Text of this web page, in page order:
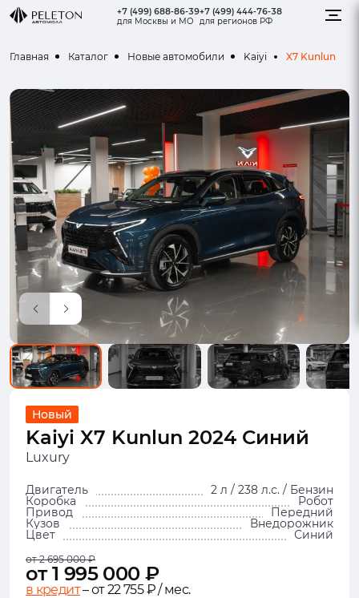
+7 (499) 688-86-39
для Москвы и МО
+7 (499) 444-76-38
для регионов РФ
Главная Каталог Новые автомобили Kaiyi X7 Kunlun
Новый
Kaiyi X7 Kunlun 2024 Синий
Luxury
Двигатель 2 л / 238 л.с. / Бензин
Коробка Робот
Привод Передний
Кузов Внедорожник
Цвет Синий
от 2 695 000 ₽
от 1 995 000 ₽
в кредит– от 22 755 ₽ / мес.